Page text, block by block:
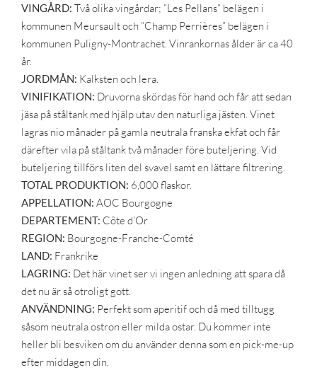
VINGÅRD: Två olika vingårdar; ”Les Pellans” belägen i
kommunen Meursault och ”Champ Perrières” belägen i
kommunen Puligny-Montrachet. Vinrankornas ålder är ca 40
år.
JORDMÅN: Kalksten och lera.
VINIFIKATION: Druvorna skördas för hand och får att sedan
jäsa på ståltank med hjälp utav den naturliga jästen. Vinet
lagras nio månader på gamla neutrala franska ekfat och får
därefter vila på ståltank två månader före buteljering. Vid
buteljering tillförs liten del svavel samt en lättare filtrering.
TOTAL PRODUKTION: 6,000 flaskor.
APPELLATION: AOC Bourgogne
DEPARTEMENT: Côte d’Or
REGION: Bourgogne-Franche-Comté
LAND: Frankrike
LAGRING: Det här vinet ser vi ingen anledning att spara då
det nu är så otroligt gott.
ANVÄNDNING: Perfekt som aperitif och då med tilltugg
såsom neutrala ostron eller milda ostar. Du kommer inte
heller bli besviken om du använder denna som en pick-me-up
efter middagen din.